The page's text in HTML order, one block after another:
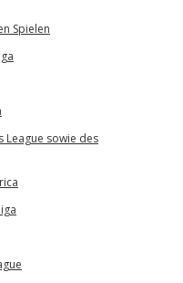
Spielen
League sowie des